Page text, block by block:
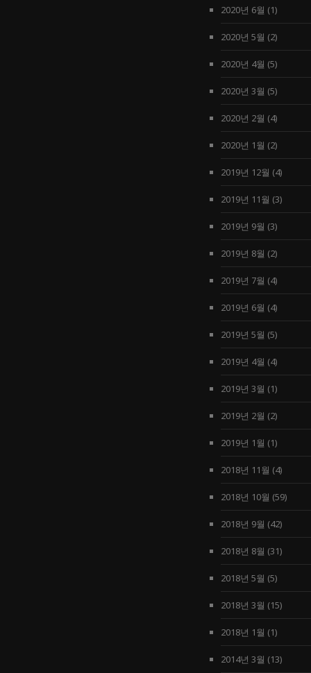
2020년 6월 (1)
2020년 5월 (2)
2020년 4월 (5)
2020년 3월 (5)
2020년 2월 (4)
2020년 1월 (2)
2019년 12월 (4)
2019년 11월 (3)
2019년 9월 (3)
2019년 8월 (2)
2019년 7월 (4)
2019년 6월 (4)
2019년 5월 (5)
2019년 4월 (4)
2019년 3월 (1)
2019년 2월 (2)
2019년 1월 (1)
2018년 11월 (4)
2018년 10월 (59)
2018년 9월 (42)
2018년 8월 (31)
2018년 5월 (5)
2018년 3월 (15)
2018년 1월 (1)
2014년 3월 (13)